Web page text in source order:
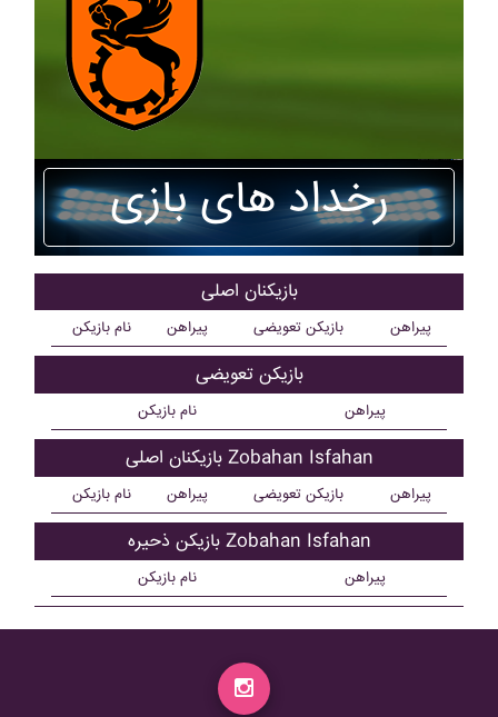
رخداد های بازی
بازیکنان اصلی
نام بازیکن پیراهن بازیکن تعویضی پیراهن
بازیکن تعویضی
نام بازیکن پیراهن
بازیکنان اصلی Zobahan Isfahan
نام بازیکن پیراهن بازیکن تعویضی پیراهن
بازیکن ذحیره Zobahan Isfahan
نام بازیکن پیراهن